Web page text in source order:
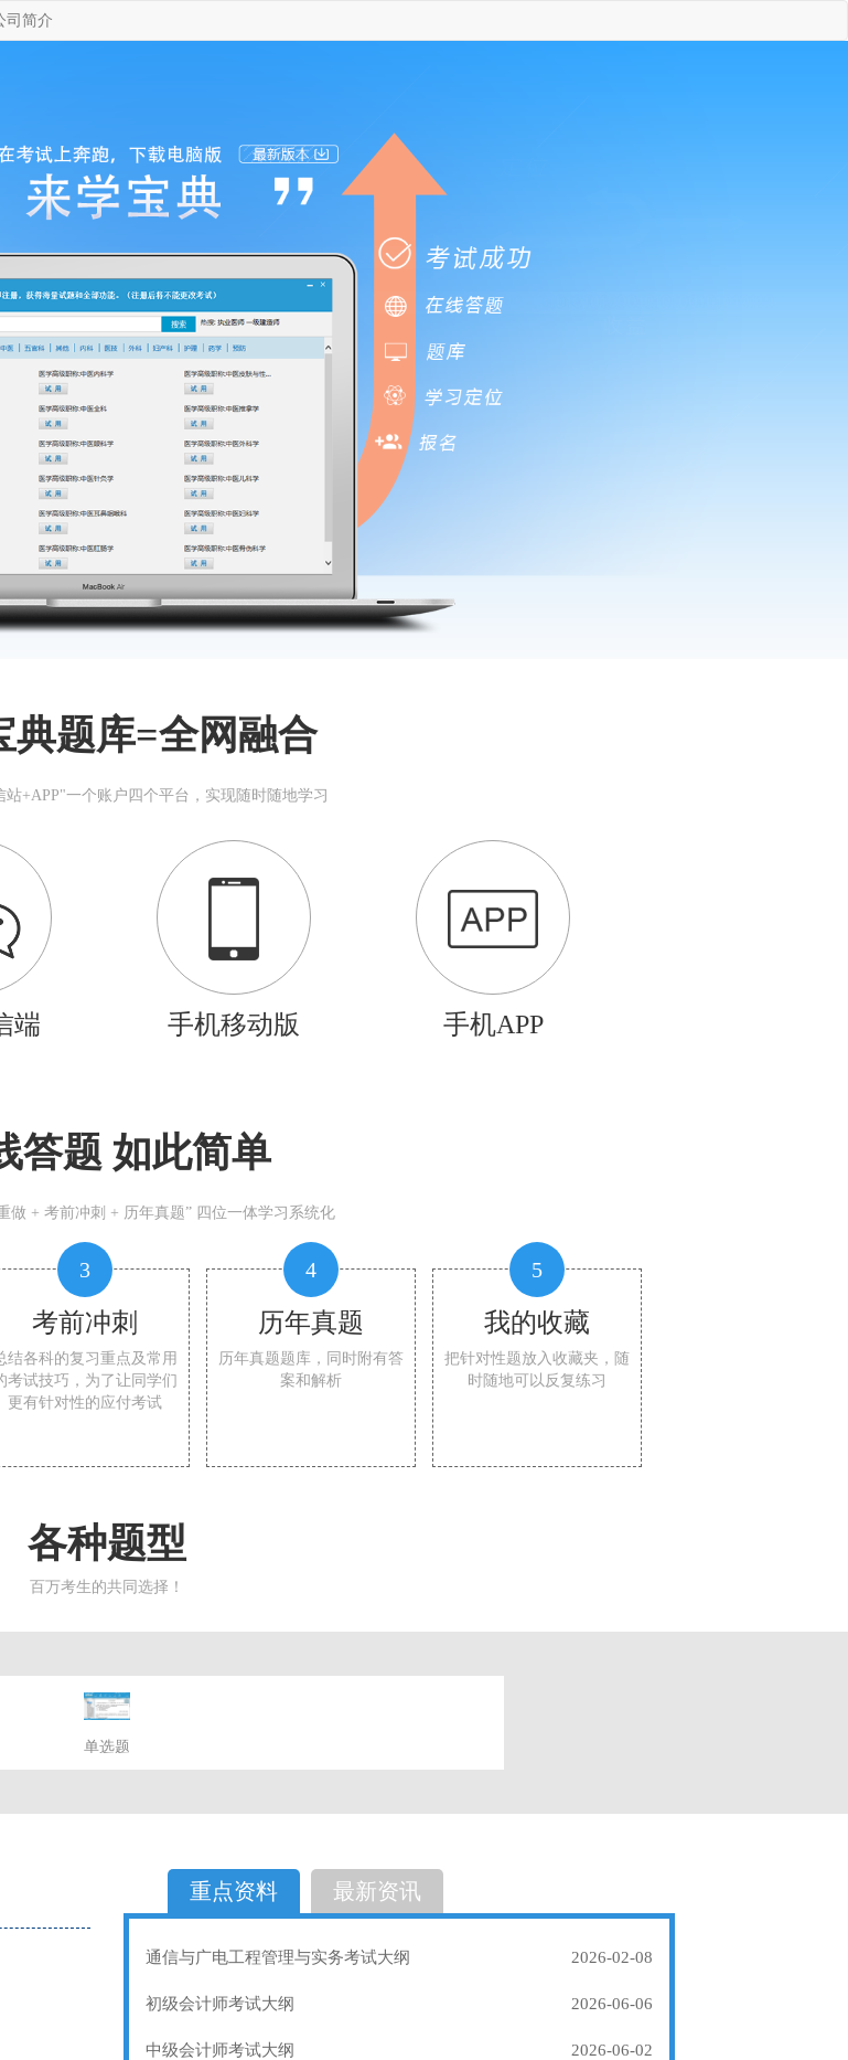
司简介
典题库=全网融合
站+APP"一个账户四个平台，实现随时随地学习
端 手机移动版 手机APP
答题 如此简单
做 + 考前冲刺 + 历年真题” 四位一体学习系统化
3
考前冲刺
结各科的复习重点及常用
考试技巧，为了让同学们
更有针对性的应付考试
4
历年真题
历年真题题库，同时附有答
案和解析
5
我的收藏
把针对性题放入收藏夹，随
时随地可以反复练习
各种题型
百万考生的共同选择！
单选题
选择题
重点资料 最新资讯
通信与广电工程管理与实务考试大纲 2026-02-08
初级会计师考试大纲 2026-06-06
中级会计师考试大纲 2026-06-02